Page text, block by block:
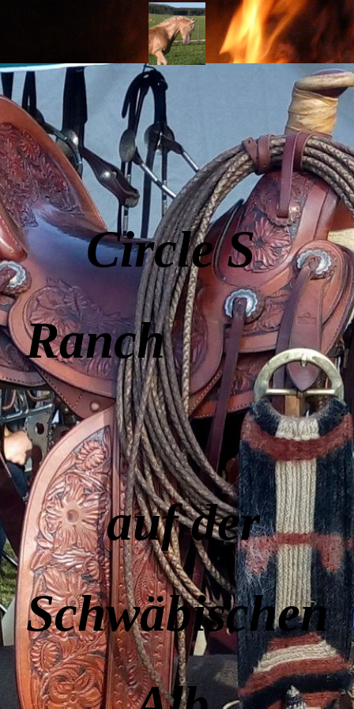
Circle S
Ranch
auf der
Schwäbischen